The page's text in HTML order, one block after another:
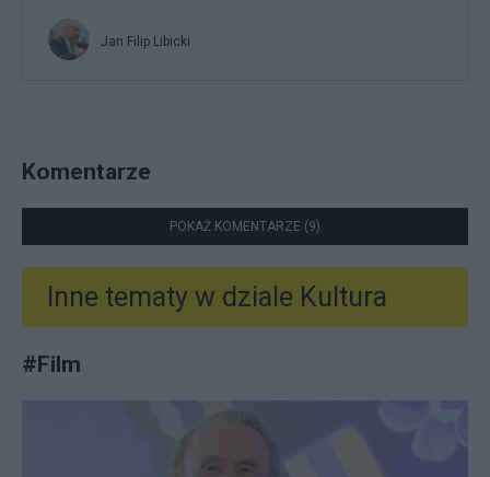
Jan Filip Libicki
Komentarze
POKAŻ KOMENTARZE (9)
Inne tematy w dziale Kultura
#Film